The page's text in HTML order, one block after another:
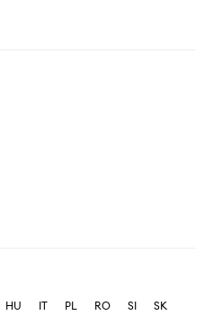
HU IT PL RO SI
SK